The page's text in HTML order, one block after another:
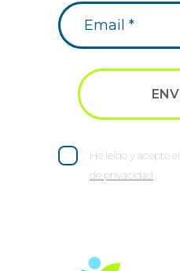
He leído y acepto el
de privacidad